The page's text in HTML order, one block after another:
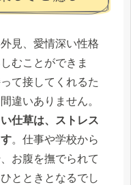
見、愛情深い性格
むことができま
て接してくれるた
違いありません。
仕草は、ストレス
。仕事や学校から
お腹を撫でられて
とときとなるでし